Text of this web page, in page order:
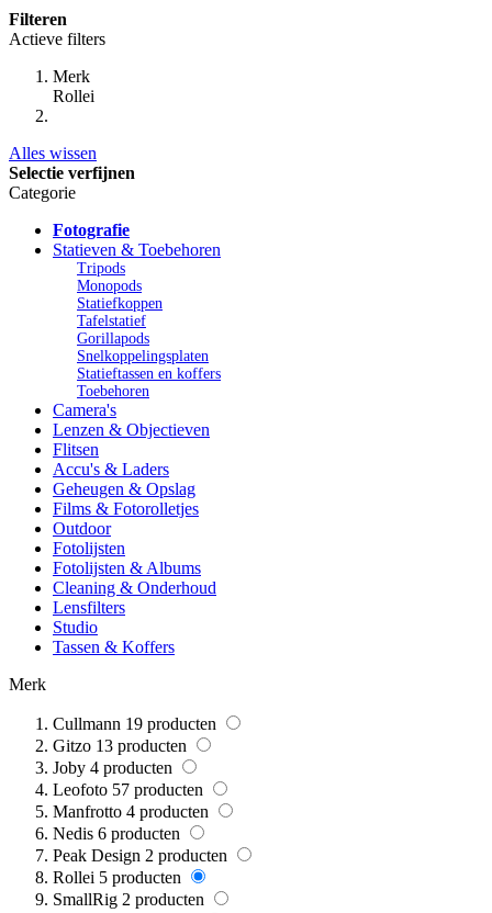
Filteren
Actieve filters
Merk
Rollei
Alles wissen
Selectie verfijnen
Categorie
Fotografie
Camera's
Lenzen & Objectieven
Flitsen
Accu's & Laders
Geheugen & Opslag
Films & Fotorolletjes
Outdoor
Fotolijsten
Fotolijsten & Albums
Cleaning & Onderhoud
Lensfilters
Studio
Tassen & Koffers
Statieven & Toebehoren
Tripods
Monopods
Statiefkoppen
Tafelstatief
Gorillapods
Snelkoppelingsplaten
Statieftassen en koffers
Toebehoren
Merk
Cullmann 19 producten
Gitzo 13 producten
Joby 4 producten
Leofoto 57 producten
Manfrotto 4 producten
Nedis 6 producten
Peak Design 2 producten
Rollei 5 producten
SmallRig 2 producten